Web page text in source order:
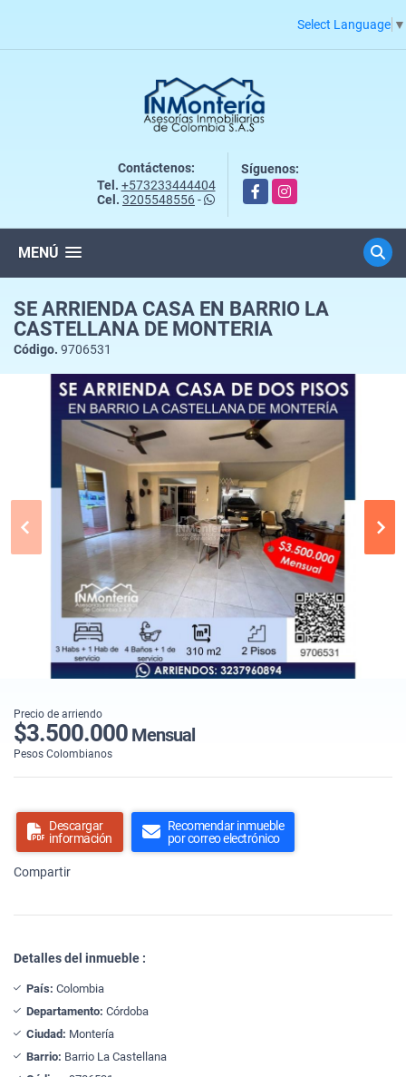
Select Language ▼
Contáctenos:
Tel. +573233444404
Cel. 3205548556-
Síguenos:
FacebookInstagram
MENÚ
SE ARRIENDA CASA EN BARRIO LA
CASTELLANA DE MONTERIA
Código. 9706531
Precio de arriendo
$3.500.000 Mensual
Pesos Colombianos
Descargar
información
Recomendar inmueble
por correo electrónico
Compartir
Detalles del inmueble :
País: Colombia
Departamento: Córdoba
Ciudad: Montería
Barrio: Barrio La Castellana